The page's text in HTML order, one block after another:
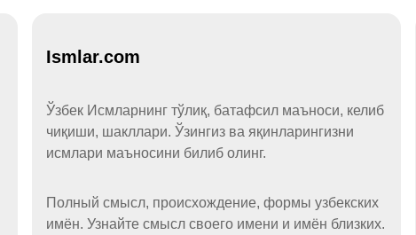
Ismlar.com
Ўзбек Исмларнинг тўлиқ, батафсил маъноси, келиб
чиқиши, шакллари. Ўзингиз ва яқинларингизни
исмлари маъносини билиб олинг.
Полный смысл, происхождение, формы узбекских
имён. Узнайте смысл своего имени и имён близких.